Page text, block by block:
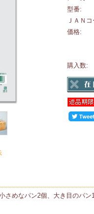
型番:
ＪＡＮ
価格:
購入数:
さめなパン2個、大き目のパン